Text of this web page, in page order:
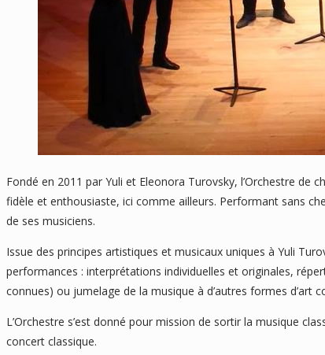
Fondé en 2011 par Yuli et Eleonora Turovsky, l’Orchestre de
fidèle et enthousiaste, ici comme ailleurs. Performant sans
de ses musiciens.
Issue des principes artistiques et musicaux uniques à Yuli
performances : interprétations individuelles et originales,
connues) ou jumelage de la musique à d’autres formes d’art
L’Orchestre s’est donné pour mission de sortir la musique
concert classique.